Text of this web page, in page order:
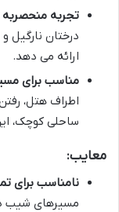
تجربه منحصربه
درختان نارگیل
ارائه می دهد.
مناسب برای
اطراف هتل،
ساحلی کوچک،
معایب:
نامناسب برای
مسیرهای شیب